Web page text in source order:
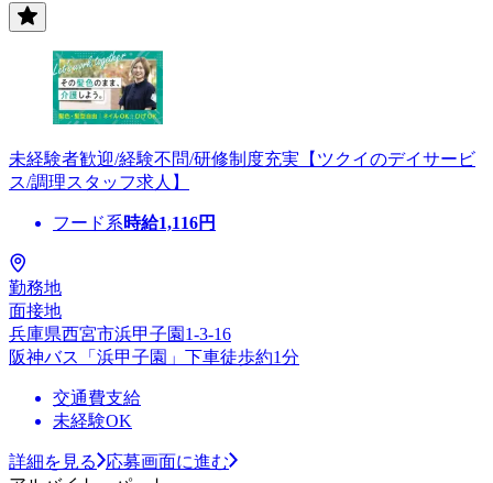
未経験者歓迎/経験不問/研修制度充実【ツクイのデイサービ
ス/調理スタッフ求人】
フード系時給1,116円
勤務地
面接地
兵庫県西宮市浜甲子園1-3-16
阪神バス「浜甲子園」下車徒歩約1分
交通費支給
未経験OK
詳細を見る
応募画面に進む